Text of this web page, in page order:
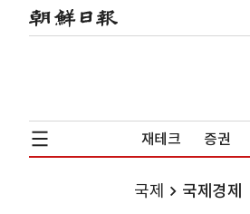
재테크 증권
국제 국제경제